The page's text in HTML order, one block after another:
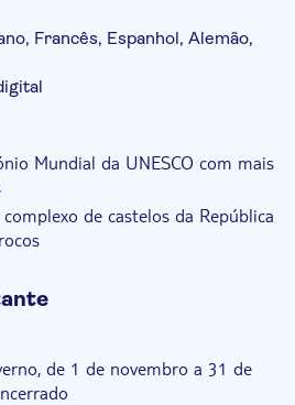
sentir o seu carácter medieval
passeia por ruas estreitas repletas
lembranças feitas à mão. O
de famílias nobres influentes,
e Schwarzenbergs, cujo
Francês, Espanhol, Alemão,
Mundial da UNESCO com mais
de castelos da República
revela a atmosfera medieval
feitos à mão
de 1 de novembro a 31 de